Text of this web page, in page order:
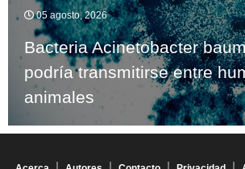
05 agosto, 2026
Bacteria Acinetobacter
podría transmitirse entre
animales